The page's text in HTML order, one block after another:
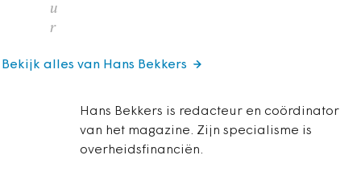
u
r
Hans Bekkers is redacteur en coördinator
van het magazine. Zijn specialisme is
overheidsfinanciën.
Bekijk alles van Hans Bekkers